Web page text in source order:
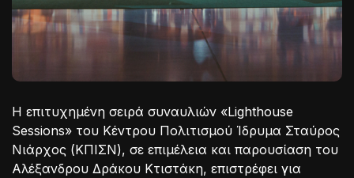
Η επιτυχημένη σειρά συναυλιών «Lighthouse
Sessions» του Κέντρου Πολιτισμού Ίδρυμα Σταύρος
Νιάρχος (ΚΠΙΣΝ), σε επιμέλεια και παρουσίαση του
Αλέξανδρου Δράκου Κτιστάκη, επιστρέφει για